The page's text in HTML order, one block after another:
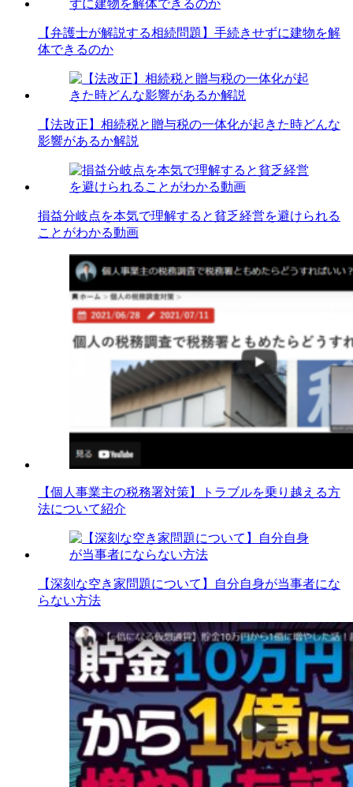
【弁護士が解説する相続問題】手続きせずに建物を解
体できるのか
【法改正】相続税と贈与税の一体化が起きた時どんな
影響があるか解説
損益分岐点を本気で理解すると貧乏経営を避けられる
ことがわかる動画
【個人事業主の税務署対策】トラブルを乗り越える方
法について紹介
【深刻な空き家問題について】自分自身が当事者にな
らない方法